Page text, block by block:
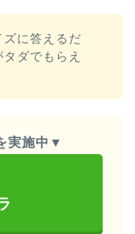
に答えるだ
ダでもらえ
実施中 ▼